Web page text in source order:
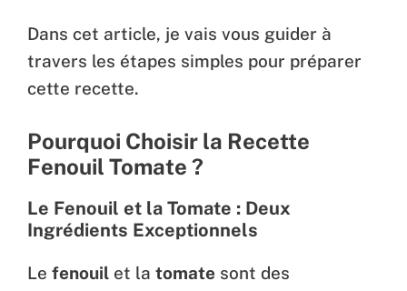
Dans cet article, je vais vous guider à
travers les étapes simples pour préparer
cette recette.
Pourquoi Choisir la Recette
Fenouil Tomate ?
Le Fenouil et la Tomate : Deux
Ingrédients Exceptionnels
Le fenouil et la tomate sont des